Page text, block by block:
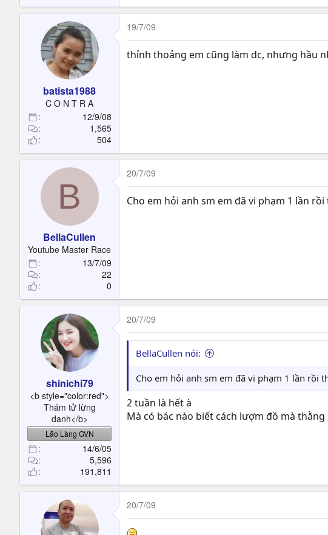
batista1988
C O N T R A
12/9/08
1,565
504
19/7/09
thỉnh thoảng em cũng làm dc, nhưng hầu
B
BellaCullen
Youtube Master Race
13/7/09
22
0
20/7/09
Cho em hỏi anh sm em đã vi phạm 1 lần
shinichi79
<b style="color:red">
Thám tử lừng
danh</b>
Lão Làng GVN
14/6/05
5,596
191,811
20/7/09
BellaCullen nói:
Cho em hỏi anh sm em đã vi phạm 1 lần rồi
2 tuần là hết à
Mà có bác nào biết cách lượm đồ mà
20/7/09